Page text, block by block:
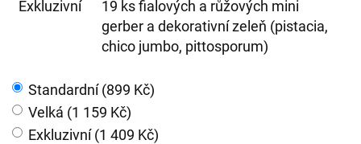
Exkluzivní
19 ks fialových a růžových mini
gerber a dekorativní zeleň (pistacia,
chico jumbo, pittosporum)
Standardní (899 Kč)
Velká (1 159 Kč)
Exkluzivní (1 409 Kč)